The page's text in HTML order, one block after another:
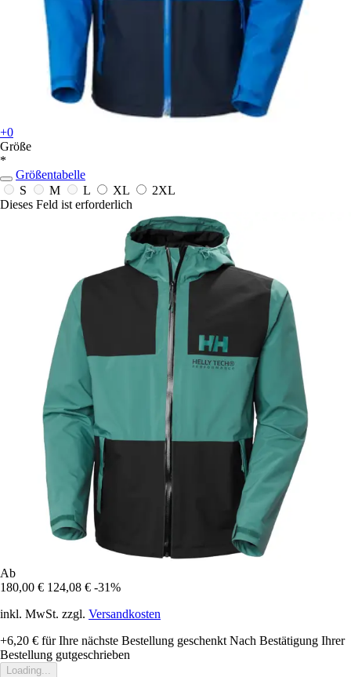
+0
Größe
*
Größentabelle
S
M L XL
2XL
Dieses Feld ist erforderlich
Ab
180,00 € 124,08 € -31%
inkl. MwSt. zzgl. Versandkosten
+6,20 € für Ihre nächste Bestellung geschenkt Nach Bestätigung Ihrer
Bestellung gutgeschrieben
Loading...